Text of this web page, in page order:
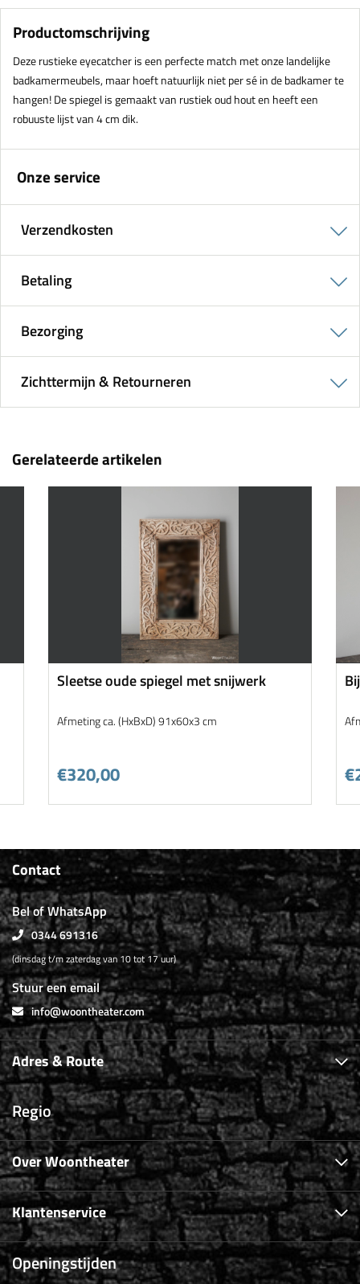
Productomschrijving
Deze rustieke eyecatcher is een perfecte match met onze landelijke
badkamermeubels, maar hoeft natuurlijk niet per sé in de badkamer te
hangen! De spiegel is gemaakt van rustiek oud hout en heeft een
robuuste lijst van 4 cm dik.
Onze service
Verzendkosten
Betaling
Bezorging
Zichttermijn & Retourneren
Gerelateerde artikelen
Sleetse oude spiegel met snijwerk
Afmeting ca. (HxBxD) 91x60x3 cm
€320,00
Contact
Bel of WhatsApp
0344 691316
(dinsdag t/m zaterdag van 10 tot 17 uur)
Stuur een email
info@woontheater.com
Adres & Route
Regio
Over Woontheater
Klantenservice
Openingstijden